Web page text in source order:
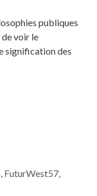
publiques
voir le
signification des
, FuturWest57,